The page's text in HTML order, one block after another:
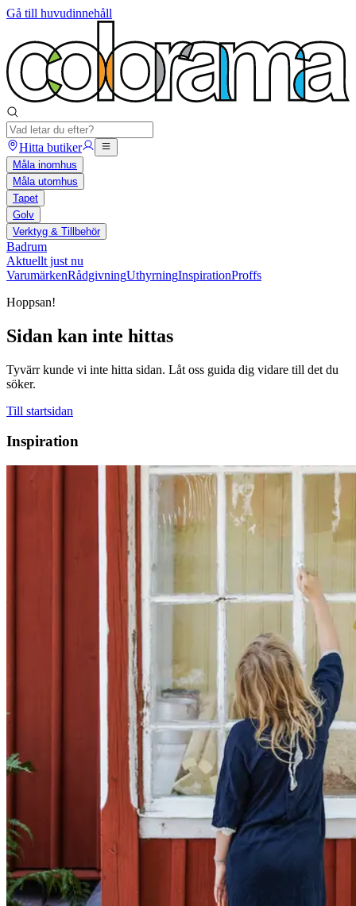
Gå till huvudinnehåll
Hitta butiker
Måla inomhus
Måla utomhus
Tapet
Golv
Verktyg & Tillbehör
Badrum
Aktuellt just nu
VarumärkenRådgivningUthyrningInspirationProffs
Hoppsan!
Sidan kan inte hittas
Tyvärr kunde vi inte hitta sidan. Låt oss guida dig vidare till det du
söker.
Till startsidan
Inspiration